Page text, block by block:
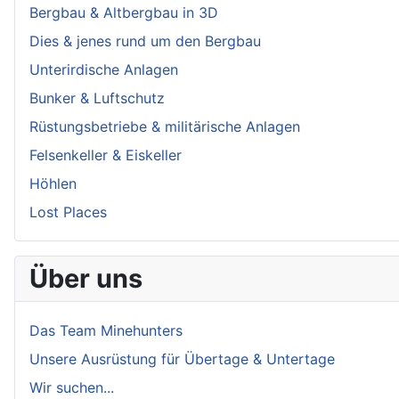
Bergbau & Altbergbau in 3D
Dies & jenes rund um den Bergbau
Unterirdische Anlagen
Bunker & Luftschutz
Rüstungsbetriebe & militärische Anlagen
Felsenkeller & Eiskeller
Höhlen
Lost Places
Über uns
Das Team Minehunters
Unsere Ausrüstung für Übertage & Untertage
Wir suchen...